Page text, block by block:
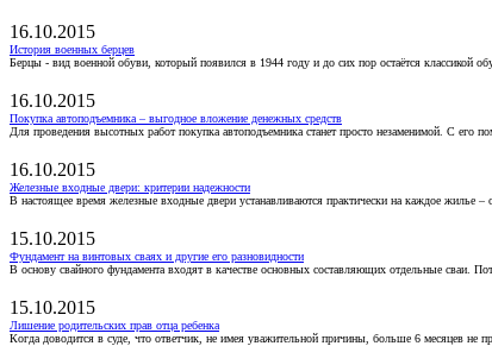
16.10.2015
История военных берцев
Берцы - вид военной обуви, который появился в 1944 году и до сих пор остаётся классикой
16.10.2015
Покупка автоподъемника – выгодное вложение денежных средств
Для проведения высотных работ покупка автоподъемника станет просто незаменимой. С
16.10.2015
Железные входные двери: критерии надежности
В настоящее время железные входные двери устанавливаются практически на каждое жилье –
15.10.2015
Фундамент на винтовых сваях и другие его разновидности
В основу свайного фундамента входят в качестве основных составляющих отдельные сваи.
15.10.2015
Лишение родительских прав отца ребенка
Когда доводится в суде, что ответчик, не имея уважительной причины, больше 6 месяцев не